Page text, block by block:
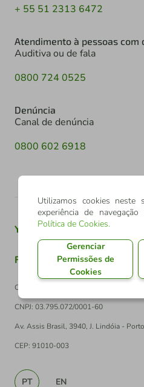
+ 55 51 2313 6472
Atendimento à pessoas com
Auditiva ou de fala
0800 724 0525
Denúncia
Canal de denúncia
0800 602 6918
Youtube Twitter
Facebook TikTok
Confederação Sicredi
CNPJ: 03.795.072/0001-60
Av. Assis Brasil, 3940, J. Lindóia -
CEP: 91010-003
PT EN
Utilizamos cookies neste
experiência de
Política de Cookies.
Gerenciar
Permissões de
Cookies